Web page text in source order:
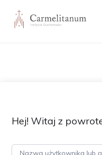
Hej! Witaj z